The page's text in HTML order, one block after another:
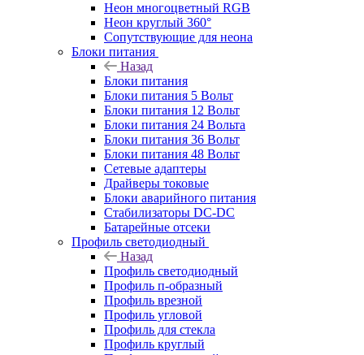
Неон многоцветный RGB
Неон круглый 360°
Сопутствующие для неона
Блоки питания
Назад
Блоки питания
Блоки питания 5 Вольт
Блоки питания 12 Вольт
Блоки питания 24 Вольта
Блоки питания 36 Вольт
Блоки питания 48 Вольт
Сетевые адаптеры
Драйверы токовые
Блоки аварийного питания
Стабилизаторы DC-DC
Батарейные отсеки
Профиль светодиодный
Назад
Профиль светодиодный
Профиль п-образный
Профиль врезной
Профиль угловой
Профиль для стекла
Профиль круглый